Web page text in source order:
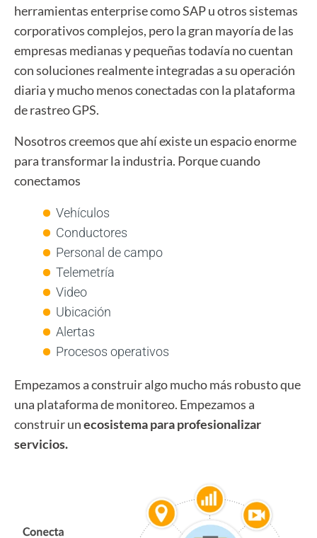
herramientas enterprise como SAP u otros sistemas
corporativos complejos, pero la gran mayoría de las
empresas medianas y pequeñas todavía no cuentan
con soluciones realmente integradas a su operación
diaria y mucho menos conectadas con la plataforma
de rastreo GPS.
Nosotros creemos que ahí existe un espacio enorme
para transformar la industria. Porque cuando
conectamos
Vehículos
Conductores
Personal de campo
Telemetría
Video
Ubicación
Alertas
Procesos operativos
Empezamos a construir algo mucho más robusto que
una plataforma de monitoreo. Empezamos a
construir unecosistema para profesionalizar
servicios.